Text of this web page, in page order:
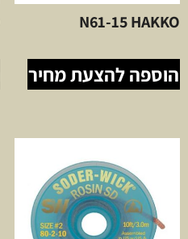
N61-15 HAKKO
הוספה להצעת מחיר